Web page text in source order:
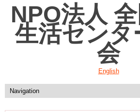
NPO法人
生活センタ
会
English